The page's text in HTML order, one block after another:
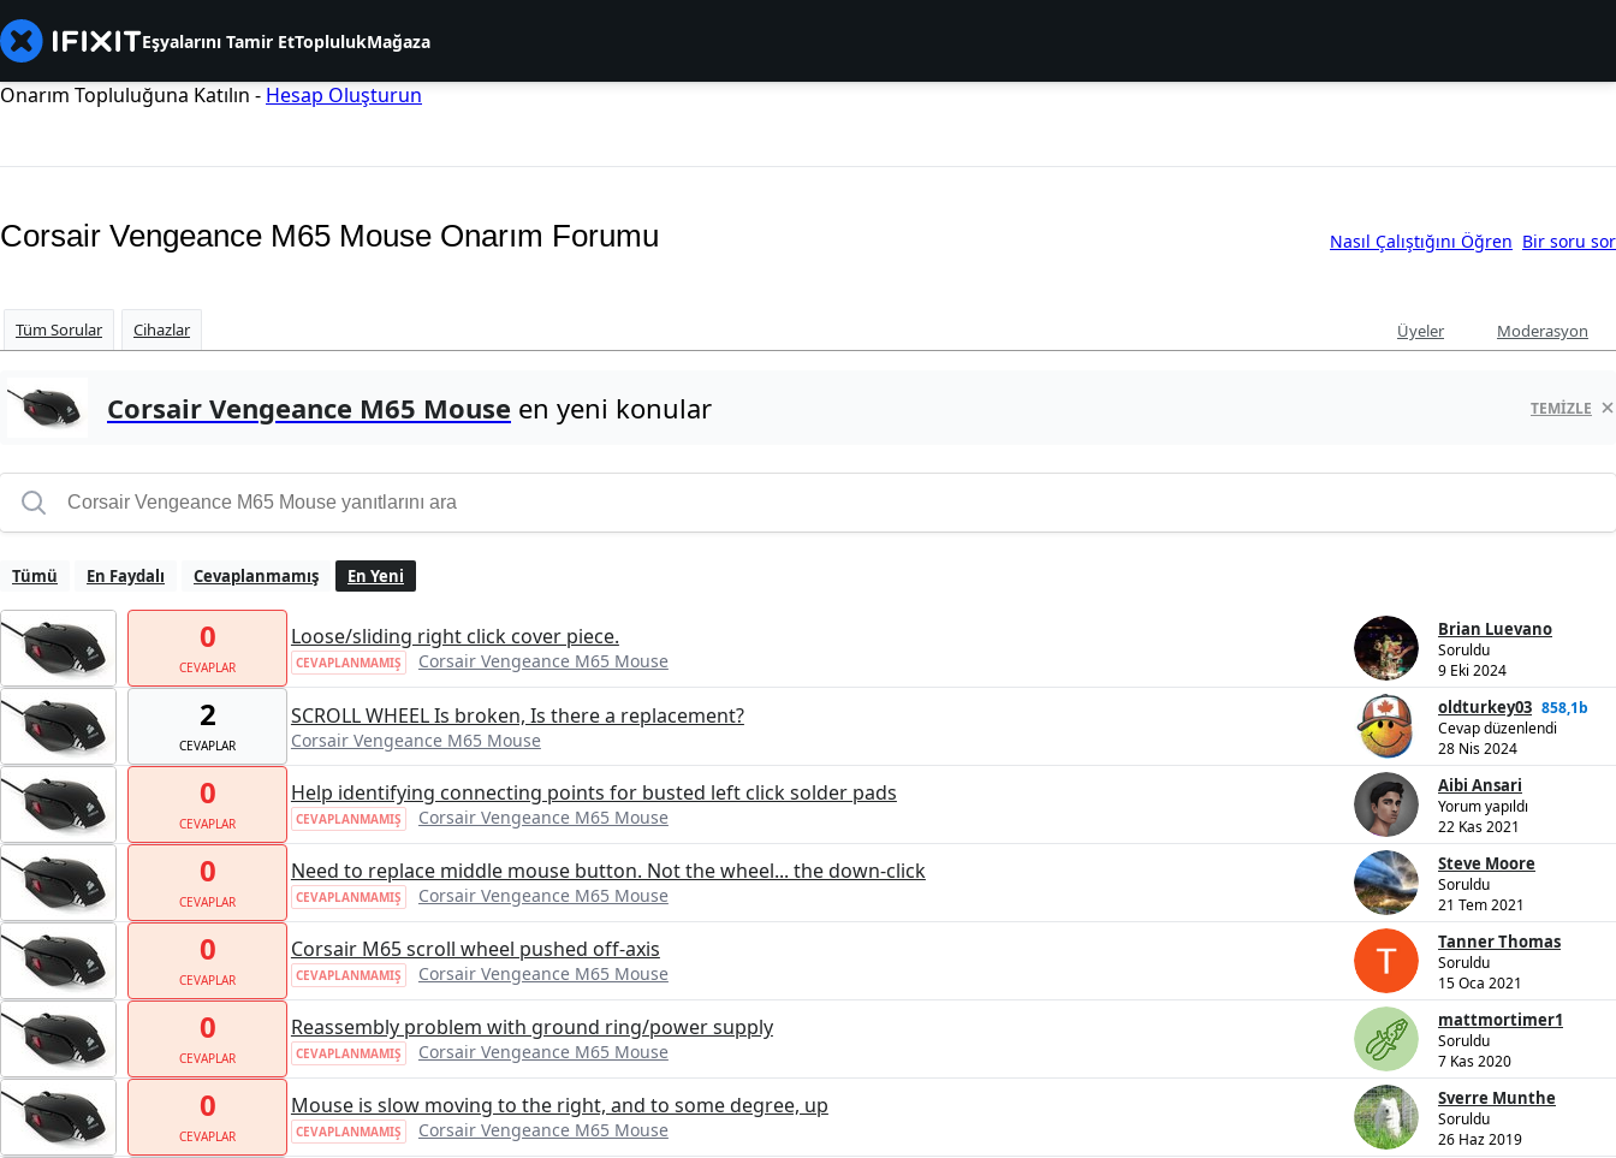
Eşyalarını Tamir EtToplulukMağaza
Onarım Topluluğuna Katılın - Hesap Oluşturun
Corsair Vengeance M65 Mouse Onarım Forumu Nasıl Çalıştığını Öğren Bir soru sor
Tüm Sorular Cihazlar Üyeler Moderasyon
Corsair Vengeance M65 Mouse en yeni konular TEMIZLE
Tümü En Faydalı Cevaplanmamış En Yeni
0
CEVAPLAR
Loose/sliding right click cover piece.
CEVAPLANMAMIŞ Corsair Vengeance M65 Mouse
Brian Luevano
Soruldu
9 Eki 2024
2
CEVAPLAR
SCROLL WHEEL Is broken, Is there a replacement?
Corsair Vengeance M65 Mouse
oldturkey03 858,1b
Cevap düzenlendi
28 Nis 2024
0
CEVAPLAR
Help identifying connecting points for busted left click solder pads
CEVAPLANMAMIŞ Corsair Vengeance M65 Mouse
Aibi Ansari
Yorum yapıldı
22 Kas 2021
0
CEVAPLAR
Need to replace middle mouse button. Not the wheel... the down-click
CEVAPLANMAMIŞ Corsair Vengeance M65 Mouse
Steve Moore
Soruldu
21 Tem 2021
0
CEVAPLAR
Corsair M65 scroll wheel pushed off-axis
CEVAPLANMAMIŞ Corsair Vengeance M65 Mouse
Tanner Thomas
Soruldu
15 Oca 2021
0
CEVAPLAR
Reassembly problem with ground ring/power supply
CEVAPLANMAMIŞ Corsair Vengeance M65 Mouse
mattmortimer1
Soruldu
7 Kas 2020
0
CEVAPLAR
Mouse is slow moving to the right, and to some degree, up
CEVAPLANMAMIŞ Corsair Vengeance M65 Mouse
Sverre Munthe
Soruldu
26 Haz 2019